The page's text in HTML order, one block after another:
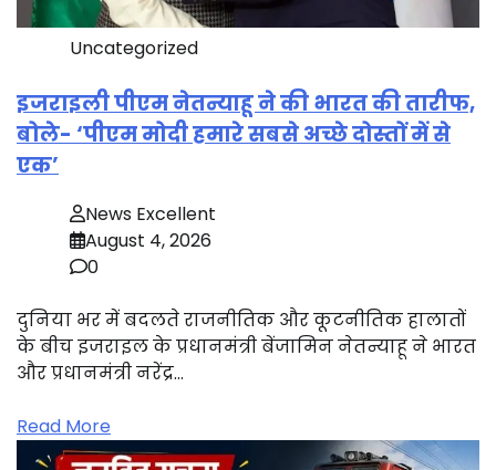
Uncategorized
इजराइली पीएम नेतन्याहू ने की भारत की तारीफ,
बोले- ‘पीएम मोदी हमारे सबसे अच्छे दोस्तों में से
एक’
News Excellent
August 4, 2026
0
दुनिया भर में बदलते राजनीतिक और कूटनीतिक हालातों
के बीच इजराइल के प्रधानमंत्री बेंजामिन नेतन्याहू ने भारत
और प्रधानमंत्री नरेंद्र…
Read More